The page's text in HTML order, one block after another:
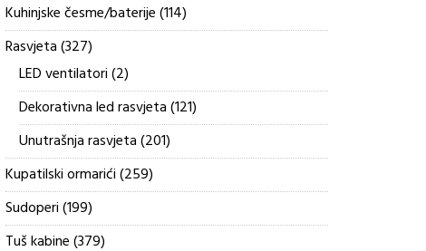
Kuhinjske česme/baterije 114114
proizvoda
Rasvjeta 327327
proizvoda
LED ventilatori 22
proizvoda
Dekorativna led rasvjeta 121121
proizvod
Unutrašnja rasvjeta 201201
proizvod
Kupatilski ormarići 259259
proizvoda
Sudoperi 199199
proizvoda
Tuš kabine 379379